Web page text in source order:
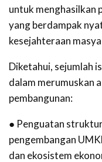
untuk menghasilkan
yang berdampak
kesejahteraan
Diketahui, sejumlah
dalam merumuskan
pembangunan:
● Penguatan
pengembangan
dan ekosistem